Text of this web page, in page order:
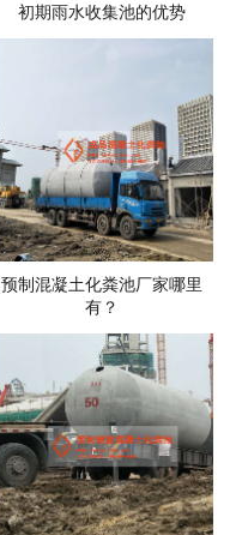
初期雨水收集池的优势
预制混凝土化粪池厂家哪里
有？